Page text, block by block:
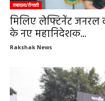
तबादला/तैनाती
मिलिए लेफ्टिनेंट जनरल
के नए महानिदेशक...
Rakshak News